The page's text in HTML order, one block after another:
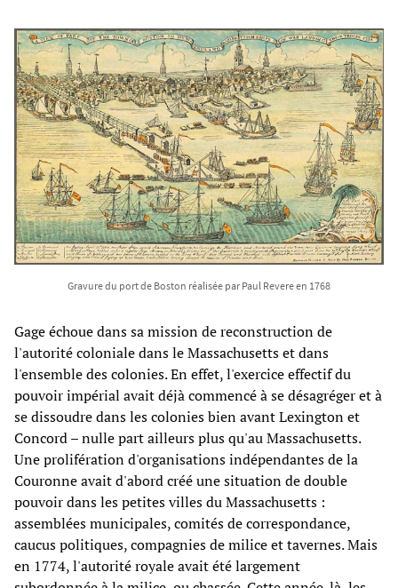
Gravure du port de Boston réalisée par Paul Revere en 1768
Gage échoue dans sa mission de reconstruction de
l'autorité coloniale dans le Massachusetts et dans
l'ensemble des colonies. En effet, l'exercice effectif du
pouvoir impérial avait déjà commencé à se désagréger et à
se dissoudre dans les colonies bien avant Lexington et
Concord – nulle part ailleurs plus qu'au Massachusetts.
Une prolifération d'organisations indépendantes de la
Couronne avait d'abord créé une situation de double
pouvoir dans les petites villes du Massachusetts :
assemblées municipales, comités de correspondance,
caucus politiques, compagnies de milice et tavernes. Mais
en 1774, l'autorité royale avait été largement